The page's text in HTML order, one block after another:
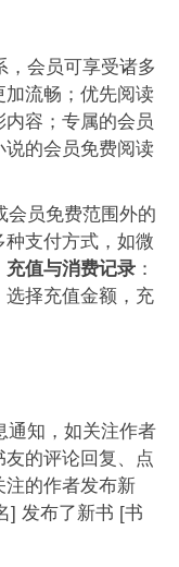
，会员可享受诸多
流畅；优先阅读
容；专属的会员
的会员免费阅读
会员免费范围外的
支付方式，如微
充值与消费记录：
择充值金额，充
通知，如关注作者
的评论回复、点
注的作者发布新
] 发布了新书 [书